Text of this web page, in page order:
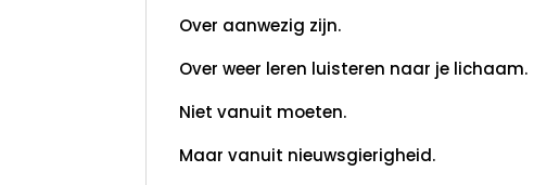
Over aanwezig zijn.
Over weer leren luisteren naar je lichaam.
Niet vanuit moeten.
Maar vanuit nieuwsgierigheid.